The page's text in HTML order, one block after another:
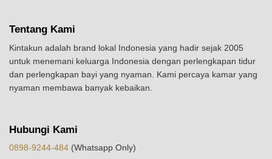
Tentang Kami
Kintakun adalah brand lokal Indonesia yang hadir sejak 2005
untuk menemani keluarga Indonesia dengan perlengkapan tidur
dan perlengkapan bayi yang nyaman. Kami percaya kamar yang
nyaman membawa banyak kebaikan.
Hubungi Kami
0898-9244-484 (Whatsapp Only)